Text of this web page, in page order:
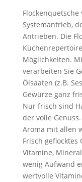
Systemantrieb,
Antrieben. Die
Möglichkeiten.
verarbeiten Sie
Ölsaaten (z.B.
Gewürze ganz
Nur frisch sind
der volle
Aroma mit allen
Frisch
Vitamine,
wenig Aufwand
wertvolle